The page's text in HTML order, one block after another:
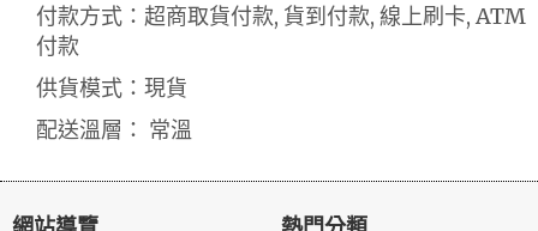
付款方式：超商取貨付款, 貨到付款, 線上刷卡, ATM
付款
供貨模式：現貨
配送溫層： 常溫